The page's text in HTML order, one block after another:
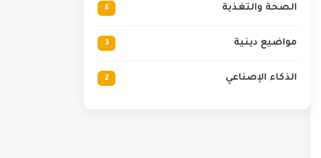
الصحة والتغذية 6
مواضيع دينية 3
الذكاء الإصناعي 2